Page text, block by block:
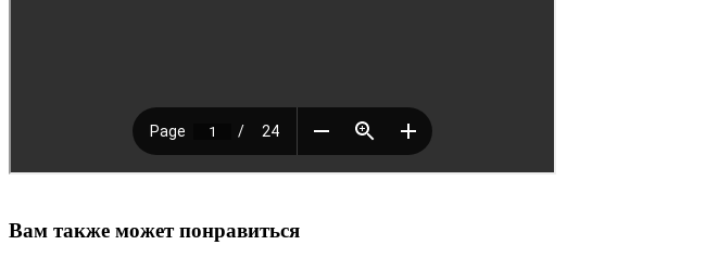
Вам также может понравиться